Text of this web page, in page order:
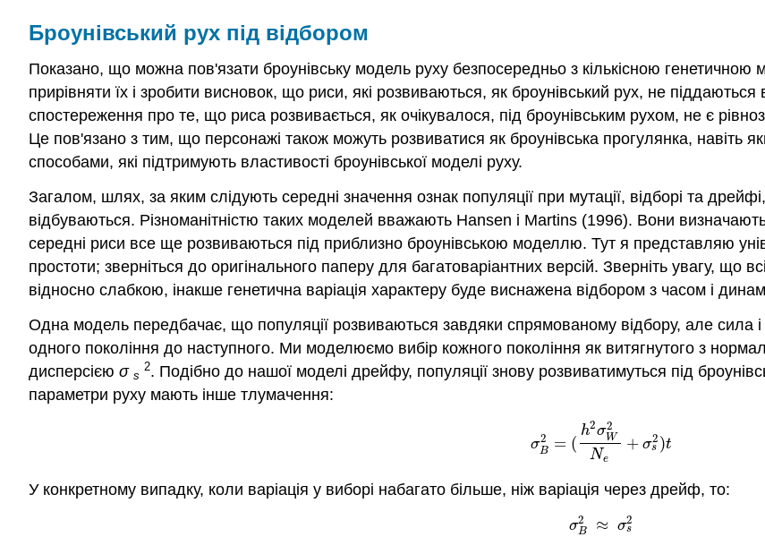
Броунівський рух під відбором
Показано, що можна пов'язати броунівську модель руху безпосередньо з кількісною
прирівняти їх і зробити висновок, що риси, які розвиваються, як броунівський рух, не
спостереження про те, що риса розвивається, як очікувалося, під броунівським рухом, не є
Це пов'язано з тим, що персонажі також можуть розвиватися як броунівська прогулянка, навіть
способами, які підтримують властивості броунівської моделі руху.
Загалом, шлях, за яким слідують середні значення ознак популяції при мутації, відборі та
відбуваються. Різноманітністю таких моделей вважають Hansen і Martins (1996). Вони
середні риси все ще розвиваються під приблизно броунівською моделлю. Тут я представляю
простоти; зверніться до оригінального паперу для багатоваріантних версій. Зверніть увагу, що
відносно слабкою, інакше генетична варіація характеру буде виснажена відбором з часом і
Одна модель передбачає, що популяції розвиваються завдяки спрямованому відбору, але сила
одного покоління до наступного. Ми моделюємо вибір кожного покоління як витягнутого з
дисперсією σ s
2. Подібно до нашої моделі дрейфу, популяції знову розвиватимуться під
параметри руху мають інше тлумачення:
σ2
B = (
h2σ2
W
Ne
+ σ2
s )t
(3.3.11) =(h2σ Ne
У конкретному випадку, коли варіація у виборі набагато більше, ніж варіація через дрейф, то:
σ2
B ≈ σ2
s
(3.3.12) σB 2 ≈